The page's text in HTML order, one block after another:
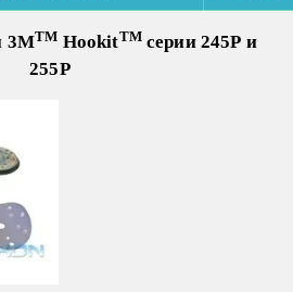
3MTM HookitTMсерии 245Р и
255Р